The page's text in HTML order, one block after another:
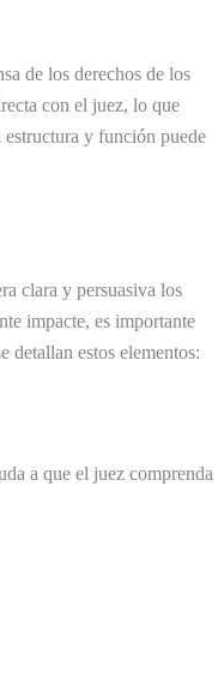
de los derechos de los
con el juez, lo que
y función puede
clara y persuasiva los
impacte, es importante
detallan estos elementos:
a que el juez comprenda